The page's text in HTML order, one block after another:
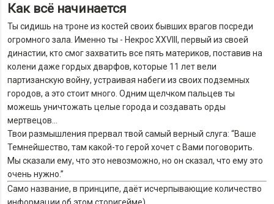
Как всё начинается
Ты сидишь на троне из костей своих бывших врагов посреди
огромного зала. Именно ты - Некрос XXVIII, первый из своей
династии, кто смог захватить все пять материков, поставив на
колени даже гордых дварфов, которые 11 лет вели
партизанскую войну, устраивая набеги из своих подземных
городов, а это стоит много. Одним щелчком пальцев ты
можешь уничтожать целые города и создавать орды
мертвецов…
Твои размышления прервал твой самый верный слуга: “Ваше
Темнейшество, там какой-то герой хочет с Вами поговорить.
Мы сказали ему, что это невозможно, но он сказал, что ему это
очень нужно.”
Само название, в принципе, даёт исчерпывающие количество
информации об этом сторигейме)